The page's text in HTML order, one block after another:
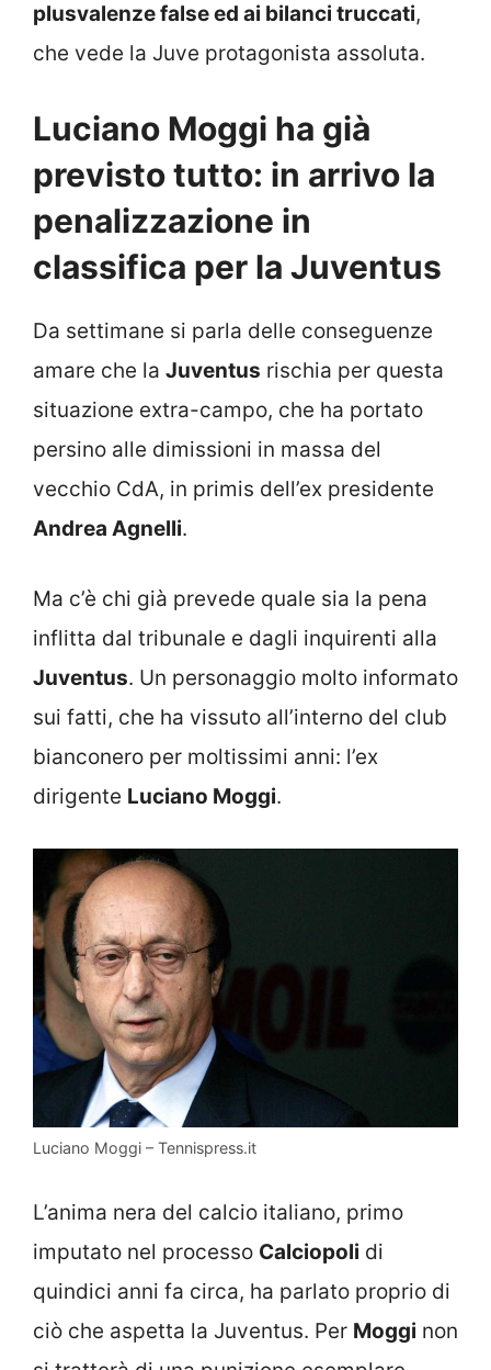
plusvalenze false ed ai bilanci truccati,
che vede la Juve protagonista assoluta.
Luciano Moggi ha già
previsto tutto: in arrivo la
penalizzazione in
classifica per la Juventus
Da settimane si parla delle conseguenze
amare che la Juventus rischia per questa
situazione extra-campo, che ha portato
persino alle dimissioni in massa del
vecchio CdA, in primis dell’ex presidente
Andrea Agnelli.
Ma c’è chi già prevede quale sia la pena
inflitta dal tribunale e dagli inquirenti alla
Juventus. Un personaggio molto informato
sui fatti, che ha vissuto all’interno del club
bianconero per moltissimi anni: l’ex
dirigente Luciano Moggi.
Luciano Moggi – Tennispress.it
L’anima nera del calcio italiano, primo
imputato nel processo Calciopoli di
quindici anni fa circa, ha parlato proprio di
ciò che aspetta la Juventus. Per Moggi non